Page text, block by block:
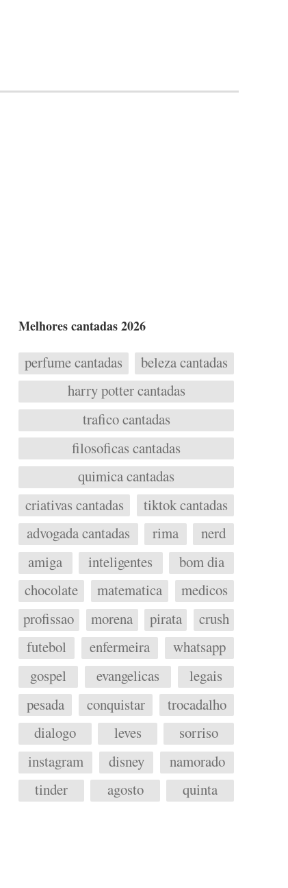
Melhores cantadas 2026
perfume cantadas
beleza cantadas
harry potter cantadas
trafico cantadas
filosoficas cantadas
quimica cantadas
criativas cantadas
tiktok cantadas
advogada cantadas
rima
nerd
amiga
inteligentes
bom dia
chocolate
matematica
medicos
profissao
morena pirata
crush
futebol
enfermeira
whatsapp
gospel
evangelicas
legais
pesada
conquistar
trocadalho
dialogo
leves
sorriso
instagram
disney
namorado
tinder
agosto quinta